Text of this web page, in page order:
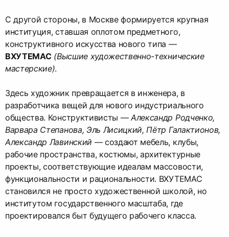
С другой стороны, в Москве формируется крупная
институция, ставшая оплотом предметного,
конструктивного искусства нового типа —
ВХУТЕМАС (Высшие художественно-технические
мастерские).
Здесь художник превращается в инженера, в
разработчика вещей для нового индустриального
общества. Конструктивисты —Александр Родченко,
Варвара Степанова, Эль Лисицкий, Пётр Галактионов,
Александр Лавинский — создают мебель, клубы,
рабочие пространства, костюмы, архитектурные
проекты, соответствующие идеалам массовости,
функциональности и рациональности. ВХУТЕМАС
становился не просто художественной школой, но
институтом государственного масштаба, где
проектировался быт будущего рабочего класса.